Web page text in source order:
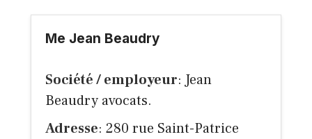
Me Jean Beaudry
Société / employeur: Jean
Beaudry avocats.
Adresse: 280 rue Saint-Patrice